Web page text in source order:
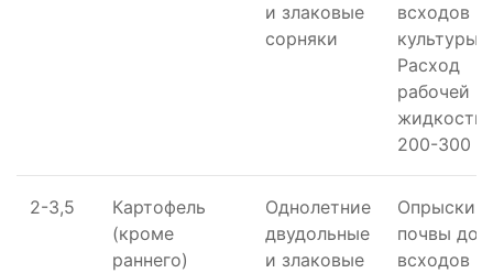
и злаковые
сорняки
всходов
культуры.
Расход
рабочей
жидкости
200-300
2-3,5
Картофель
(кроме
раннего)
Однолетние
двудольные
и злаковые
почвы до
всходов